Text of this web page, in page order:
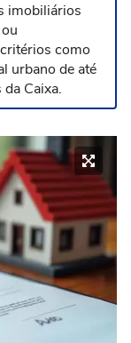
imobiliários
como
urbano de até
Caixa.